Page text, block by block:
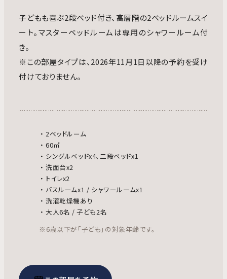
子どもも喜ぶ2段ベッド付き、高層階の2ベッドルームスイ
ート。マスターベッドルームは専用のシャワールーム付
き。
※この部屋タイプは、2026年11月1日以降の予約を受け
付けておりません。
2ベッドルーム
60㎡
シングルベッドx4、二段ベッドx1
洗面台x2
トイレx2
バスルームx1 / シャワールームx1
洗濯乾燥機あり
大人6名 / 子ども2名
※6歳以下が「子ども」の対象年齢です。